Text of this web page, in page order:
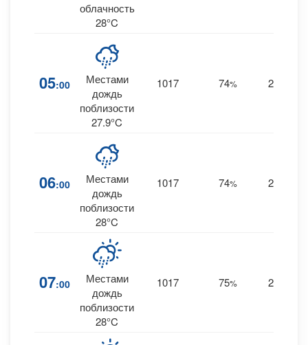
облачность
28°C
05:00
Местами
дождь
поблизости
27.9°C
1017 74% 24
06:00
Местами
дождь
поблизости
28°C
1017 74% 24
07:00
Местами
дождь
поблизости
28°C
1017 75% 26